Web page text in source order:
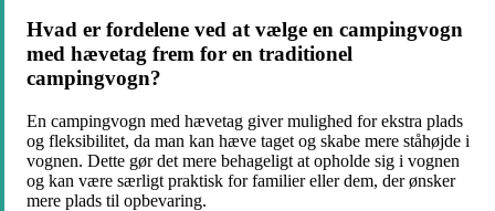
Hvad er fordelene ved at vælge en campingvogn
med hævetag frem for en traditionel
campingvogn?
En campingvogn med hævetag giver mulighed for ekstra plads
og fleksibilitet, da man kan hæve taget og skabe mere ståhøjde i
vognen. Dette gør det mere behageligt at opholde sig i vognen
og kan være særligt praktisk for familier eller dem, der ønsker
mere plads til opbevaring.